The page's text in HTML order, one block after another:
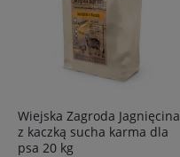
Wiejska Zagroda Jagnięcina
z kaczką sucha karma dla
psa 20 kg